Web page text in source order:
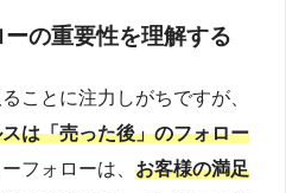
の重要性を理解する
ことに注力しがちですが、
は「売った後」のフォロー
フォローは、 お客様の満足